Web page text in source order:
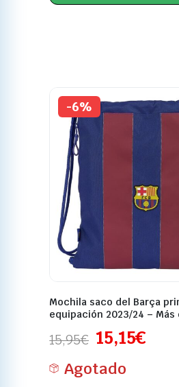
-6%
Mochila saco del Barça
equipación 2023/24 – Más
15,95€ 15,15€
Agotado